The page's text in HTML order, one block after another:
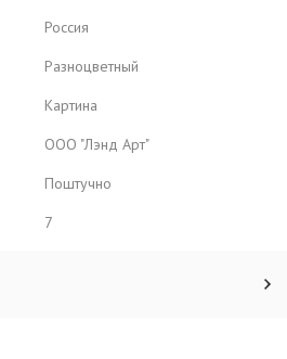
Россия
Разноцветный
Картина
ООО "Лэнд Арт"
Поштучно
7